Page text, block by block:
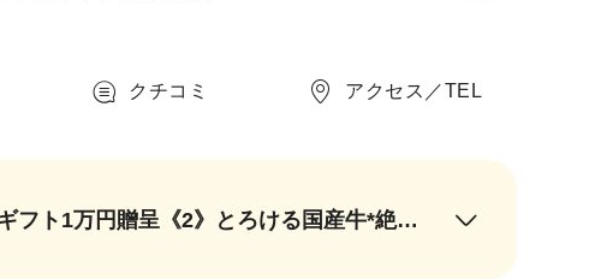
クチコミ アクセス／TEL
＼8月限定*／《1》ご来館特典*ギフト券2万円贈呈＊1件目なら、さらにギフト1万円贈呈《2》とろける国産牛*絶品試食《3》SNSで大人気★最新演出体験